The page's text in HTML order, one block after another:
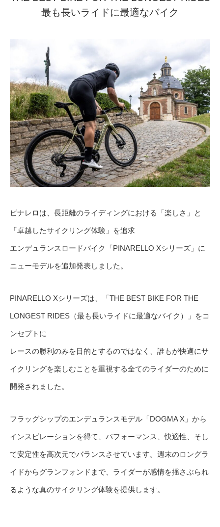
最も長いライドに最適なバイク
ピナレロは、長距離のライディングにおける「楽しさ」と
「卓越したサイクリング体験」を追求
エンデュランスロードバイク「PINARELLO Xシリーズ」に
ニューモデルを追加発表しました。
PINARELLO Xシリーズは、「THE BEST BIKE FOR THE
LONGEST RIDES（最も長いライドに最適なバイク）」をコ
ンセプトに
レースの勝利のみを目的とするのではなく、誰もが快適にサ
イクリングを楽しむことを重視する全てのライダーのために
開発されました。
フラッグシップのエンデュランスモデル「DOGMA X」から
インスピレーションを得て、パフォーマンス、快適性、そし
て安定性を高次元でバランスさせています。週末のロングラ
イドからグランフォンドまで、ライダーが感情を揺さぶられ
るような真のサイクリング体験を提供します。